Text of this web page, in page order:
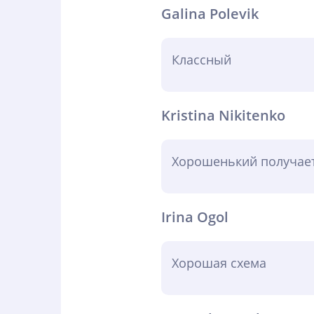
Galina Polevik
Классный
Kristina Nikitenko
Хорошенький
Irina Ogol
Хорошая схема